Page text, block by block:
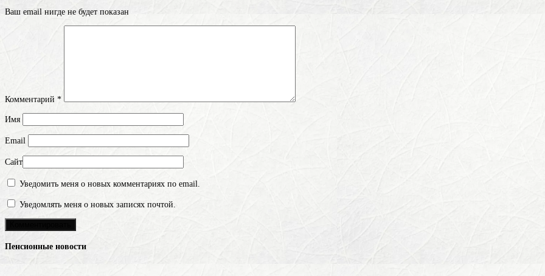
Ваш email нигде не будет показан
Комментарий *
Имя
Email
Сайт
Уведомить меня о новых комментариях по email.
Уведомлять меня о новых записях почтой.
Пенсионные новости